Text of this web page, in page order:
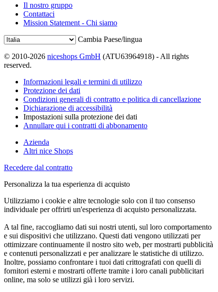
Il nostro gruppo
Contattaci
Mission Statement - Chi siamo
Cambia Paese/lingua
© 2010-2026 niceshops GmbH (ATU63964918) - All rights
reserved.
Informazioni legali e termini di utilizzo
Protezione dei dati
Condizioni generali di contratto e politica di cancellazione
Dichiarazione di accessibilità
Impostazioni sulla protezione dei dati
Annullare qui i contratti di abbonamento
Azienda
Altri nice Shops
Recedere dal contratto
Personalizza la tua esperienza di acquisto
Utilizziamo i cookie e altre tecnologie solo con il tuo consenso
individuale per offrirti un'esperienza di acquisto personalizzata.
A tal fine, raccogliamo dati sui nostri utenti, sul loro comportamento
e sui dispositivi che utilizzano. Questi dati vengono utilizzati per
ottimizzare continuamente il nostro sito web, per mostrarti pubblicità
e contenuti personalizzati e per analizzare le statistiche di utilizzo.
Inoltre, possiamo confrontare i tuoi dati crittografati con quelli di
fornitori esterni e mostrarti offerte tramite i loro canali pubblicitari
online, ma solo se utilizzi già i loro servizi.